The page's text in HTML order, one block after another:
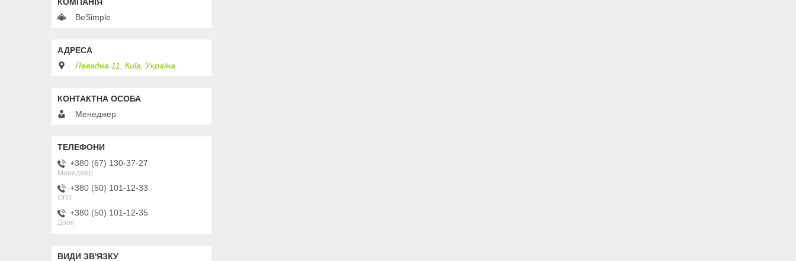
BeSimple
Левадна 11, Київ, Україна
Менеджер
+380 (67) 130-37-27
Менеджер
+380 (50) 101-12-33
ОПТ
+380 (50) 101-12-35
Дроп